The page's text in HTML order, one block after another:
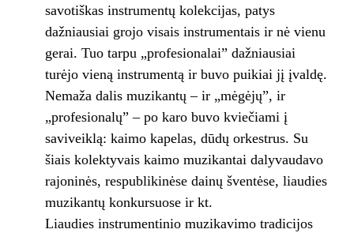
savotiškas instrumentų kolekcijas, patys
dažniausiai grojo visais instrumentais ir nė vienu
gerai. Tuo tarpu „profesionalai” dažniausiai
turėjo vieną instrumentą ir buvo puikiai jį įvaldę.
Nemaža dalis muzikantų – ir „mėgėjų”, ir
„profesionalų” – po karo buvo kviečiami į
saviveiklą: kaimo kapelas, dūdų orkestrus. Su
šiais kolektyvais kaimo muzikantai dalyvaudavo
rajoninės, respublikinėse dainų šventėse, liaudies
muzikantų konkursuose ir kt.
Liaudies instrumentinio muzikavimo tradicijos